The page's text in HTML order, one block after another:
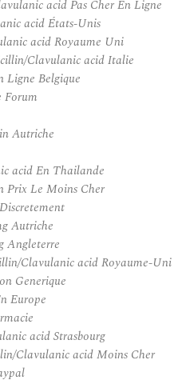
acid Pas Cher En Ligne
acid États-Unis
acid Royaume Uni
Clavulanic acid Italie
Belgique
Forum
Autriche
acid En Thailande
Prix Le Moins Cher
Autriche
Angleterre
Clavulanic acid Royaume-Uni
Generique
Europe
acid Strasbourg
Clavulanic acid Moins Cher